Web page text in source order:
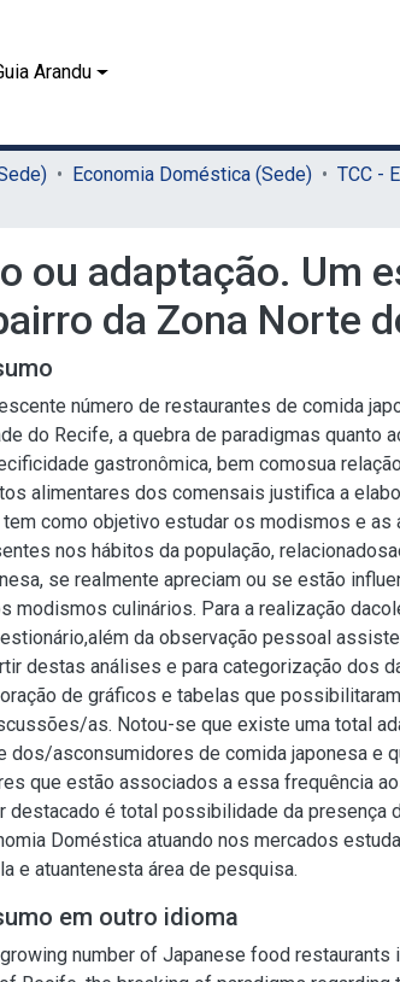
Arandu
Economia Doméstica (Sede)
ou adaptação. Um
da Zona Norte
número de restaurantes de comida
do Recife, a quebra de paradigmas quanto
gastronômica, bem comosua
alimentares dos comensais justifica a
tem como objetivo estudar os modismos e as
nos hábitos da população,
se realmente apreciam ou se estão
modismos culinários. Para a realização
da observação pessoal
destas análises e para categorização dos
de gráficos e tabelas que
as. Notou-se que existe uma total
dos/asconsumidores de comida japonesa e
que estão associados a essa frequência
destacado é total possibilidade da presença
Doméstica atuando nos mercados
e atuantenesta área de pesquisa.
em outro idioma
number of Japanese food restaurants